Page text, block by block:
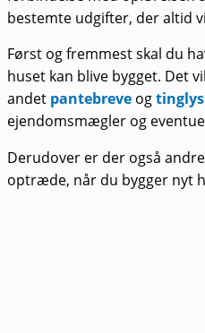
bestemte udgifter, der altid
Først og fremmest skal du
huset kan blive bygget. Det
andet pantebreve og
ejendomsmægler og
Derudover er der også
optræde, når du bygger nyt